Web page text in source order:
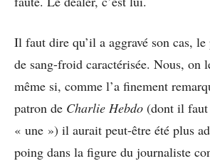
Il faut dire qu’il a aggravé son cas, le
de sang-froid caractérisée. Nous, on
même si, comme l’a finement
patron de Charlie Hebdo (dont il faut
« une ») il aurait peut-être été plus
poing dans la figure du journaliste